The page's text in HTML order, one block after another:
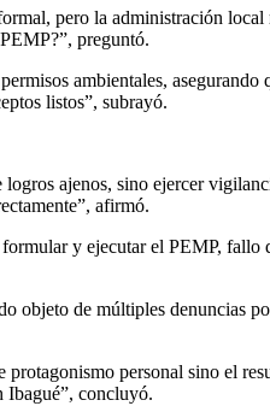
pero la administración
preguntó.
ambientales,
listos”, subrayó.
ajenos, sino ejercer
afirmó.
y ejecutar el PEMP,
objeto de múltiples denuncias
personal sino el
Ibagué”, concluyó.